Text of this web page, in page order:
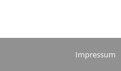
Impressum